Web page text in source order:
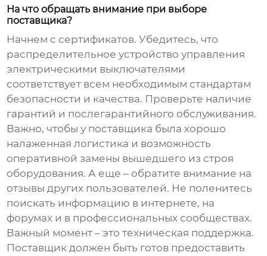
На что обращать внимание при выборе
поставщика?
Начнем с сертификатов. Убедитесь, что
распределительное устройство управления
электрическими выключателями
соответствует всем необходимым стандартам
безопасности и качества. Проверьте наличие
гарантий и послегарантийного обслуживания.
Важно, чтобы у поставщика была хорошо
налаженная логистика и возможность
оперативной замены вышедшего из строя
оборудования. А еще – обратите внимание на
отзывы других пользователей. Не поленитесь
поискать информацию в интернете, на
форумах и в профессиональных сообществах.
Важный момент – это техническая поддержка.
Поставщик должен быть готов предоставить